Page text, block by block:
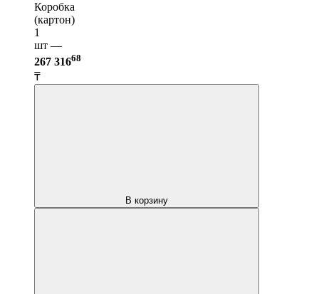
Коробка
(картон)
1
шт —
267 31668
₸
В корзину